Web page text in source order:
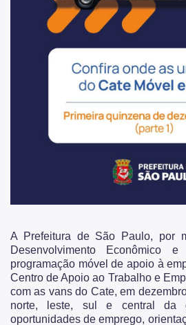
ADE SAMPA
SP Negócios
Notícias
Editais de Chamamento Público
Emendas Parlamentares
Dúvidas Frequentes
Fale Conosco
Secretaria
Quem é Quem
A Prefeitura de São Paulo, por
Desenvolvimento Econômico
programação móvel de apoio à
Centro de Apoio ao Trabalho e
com as vans do Cate, em
norte, leste, sul e central da
oportunidades de emprego,